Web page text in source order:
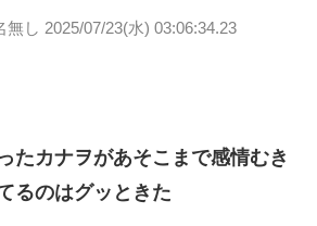
無し 2025/07/23(水) 03:06:34.23
たカナヲがあそこまで感情むき
るのはグッときた